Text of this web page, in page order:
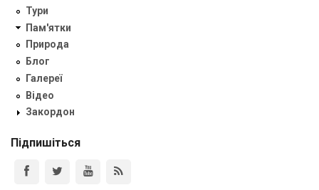
Тури
Пам'ятки
Природа
Блог
Галереї
Відео
Закордон
Підпишіться